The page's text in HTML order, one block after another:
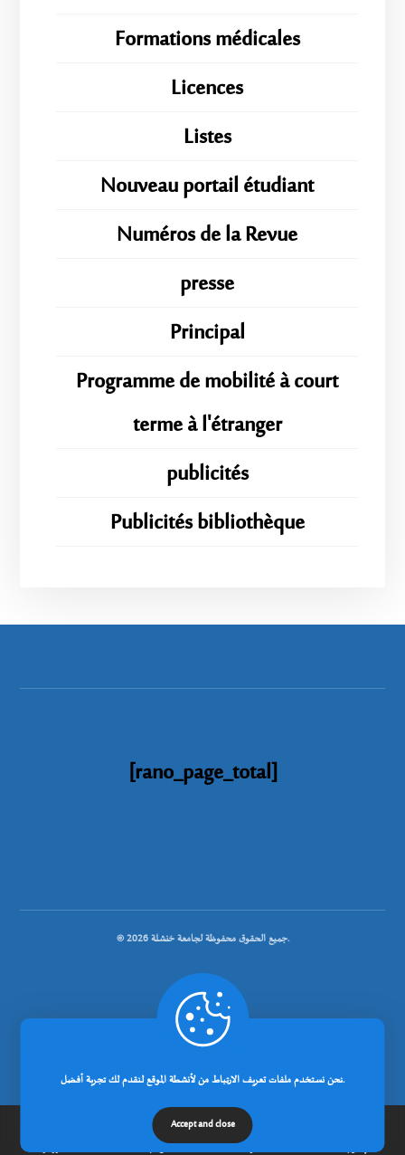
Formations médicales
Licences
Listes
Nouveau portail étudiant
Numéros de la Revue
presse
Principal
Programme de mobilité à court
terme à l'étranger
publicités
Publicités bibliothèque
[rano_page_total]
© جميع الحقوق محفوظة لجامعة خنشلة 2026.
.
الرئيسية عن الجامعة مدونة إتصل بنا
نحن نستخدم ملفات تعريف الارتباط من لأنشطة الموقع لنقدم لك تجربة أفضل.
Accept and close